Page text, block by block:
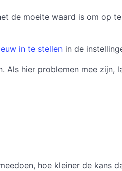
de moeite waard is om op
in te stellen in de
Als hier problemen mee zijn,
hoe kleiner de kans